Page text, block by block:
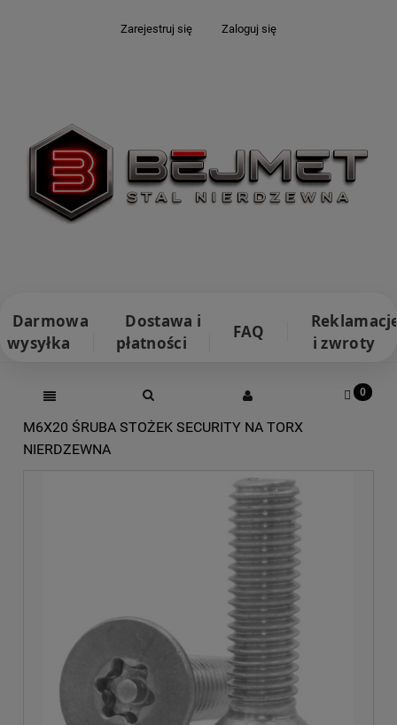
Zarejestruj się Zaloguj się
Darmowa
wysyłka
Dostawa i
płatności
FAQ
i zwroty
M6X20 ŚRUBA STOŻEK SECURITY NA TORX
NIERDZEWNA